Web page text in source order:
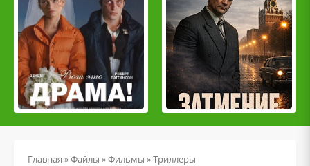
Главная »Файлы »Фильмы »Триллеры